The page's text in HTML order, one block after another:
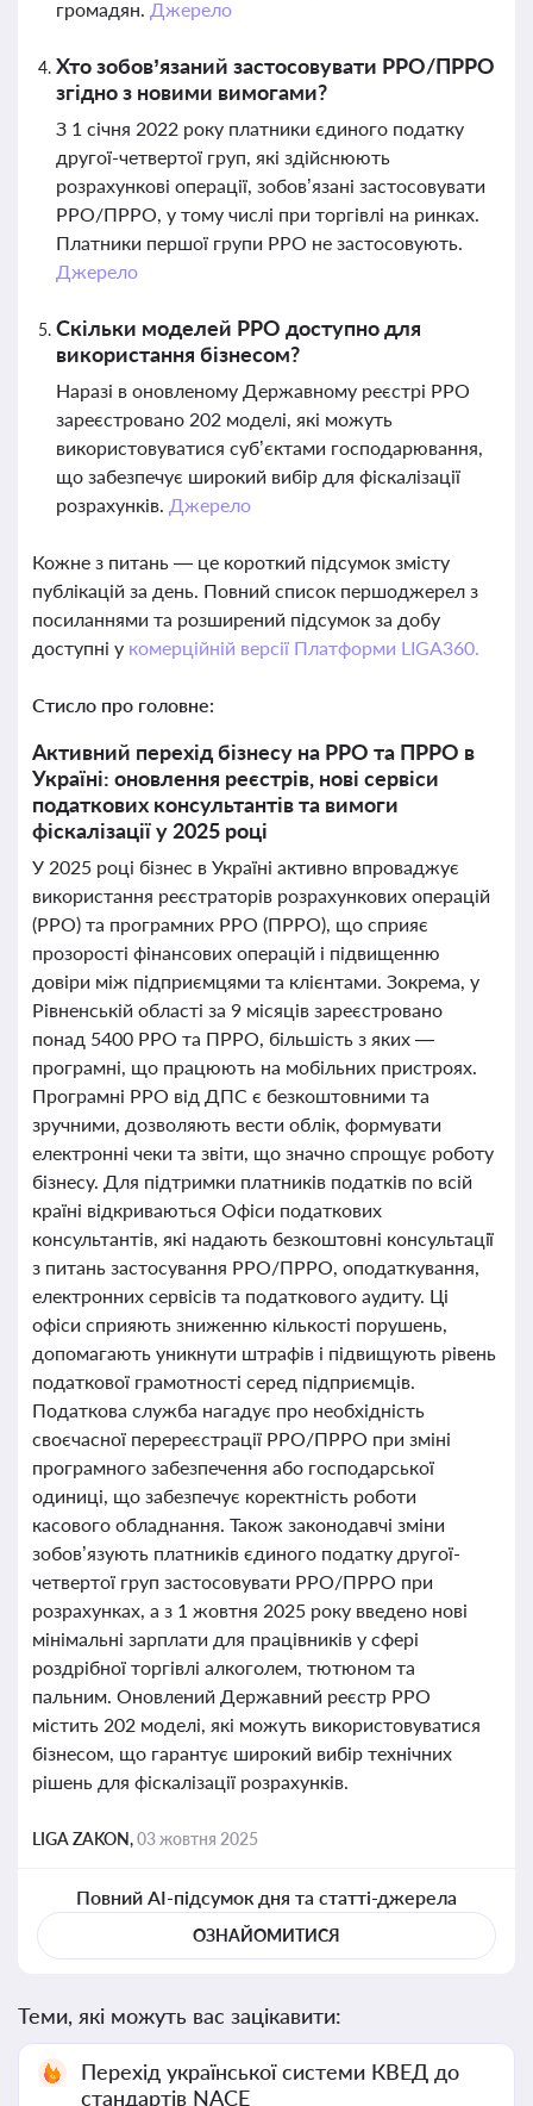
громадян. Джерело
Хто зобов’язаний застосовувати РРО/ПРРО
згідно з новими вимогами?
З 1 січня 2022 року платники єдиного податку
другої-четвертої груп, які здійснюють
розрахункові операції, зобов’язані застосовувати
РРО/ПРРО, у тому числі при торгівлі на ринках.
Платники першої групи РРО не застосовують.
Джерело
Скільки моделей РРО доступно для
використання бізнесом?
Наразі в оновленому Державному реєстрі РРО
зареєстровано 202 моделі, які можуть
використовуватися суб’єктами господарювання,
що забезпечує широкий вибір для фіскалізації
розрахунків. Джерело
Кожне з питань — це короткий підсумок змісту
публікацій за день. Повний список першоджерел з
посиланнями та розширений підсумок за добу
доступні у комерційній версії Платформи LIGA360.
Стисло про головне:
Активний перехід бізнесу на РРО та ПРРО в
Україні: оновлення реєстрів, нові сервіси
податкових консультантів та вимоги
фіскалізації у 2025 році
У 2025 році бізнес в Україні активно впроваджує
використання реєстраторів розрахункових операцій
(РРО) та програмних РРО (ПРРО), що сприяє
прозорості фінансових операцій і підвищенню
довіри між підприємцями та клієнтами. Зокрема, у
Рівненській області за 9 місяців зареєстровано
понад 5400 РРО та ПРРО, більшість з яких —
програмні, що працюють на мобільних пристроях.
Програмні РРО від ДПС є безкоштовними та
зручними, дозволяють вести облік, формувати
електронні чеки та звіти, що значно спрощує роботу
бізнесу. Для підтримки платників податків по всій
країні відкриваються Офіси податкових
консультантів, які надають безкоштовні консультації
з питань застосування РРО/ПРРО, оподаткування,
електронних сервісів та податкового аудиту. Ці
офіси сприяють зниженню кількості порушень,
допомагають уникнути штрафів і підвищують рівень
податкової грамотності серед підприємців.
Податкова служба нагадує про необхідність
своєчасної перереєстрації РРО/ПРРО при зміні
програмного забезпечення або господарської
одиниці, що забезпечує коректність роботи
касового обладнання. Також законодавчі зміни
зобов’язують платників єдиного податку другої-
четвертої груп застосовувати РРО/ПРРО при
розрахунках, а з 1 жовтня 2025 року введено нові
мінімальні зарплати для працівників у сфері
роздрібної торгівлі алкоголем, тютюном та
пальним. Оновлений Державний реєстр РРО
містить 202 моделі, які можуть використовуватися
бізнесом, що гарантує широкий вибір технічних
рішень для фіскалізації розрахунків.
LIGA ZAKON,03 жовтня 2025
Повний AI-підсумок дня та статті-джерела
ОЗНАЙОМИТИСЯ
Теми, які можуть вас зацікавити:
Перехід української системи КВЕД до
стандартів NACE